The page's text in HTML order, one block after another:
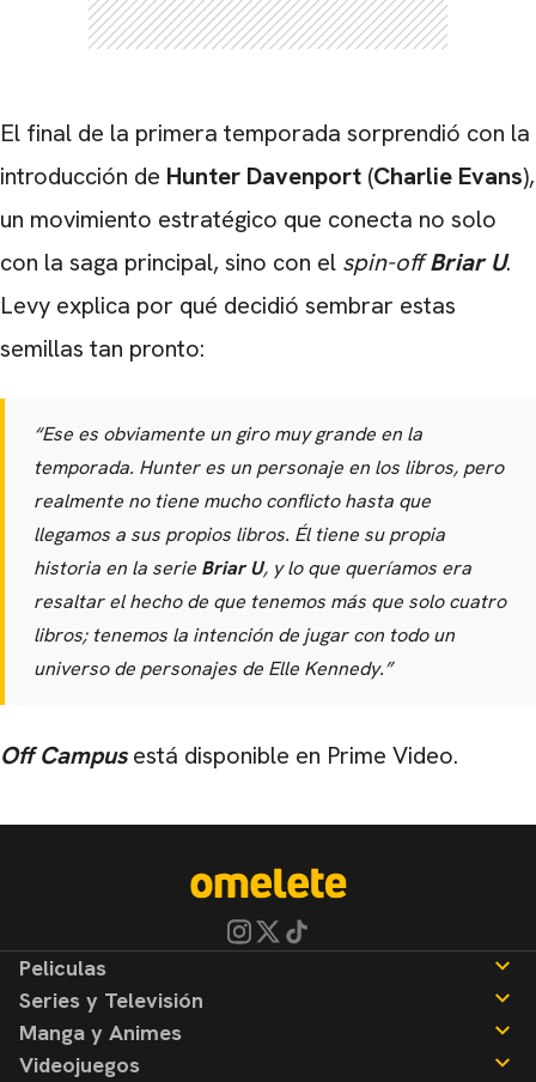
El final de la primera temporada sorprendió con la
introducción de Hunter Davenport (Charlie Evans),
un movimiento estratégico que conecta no solo
con la saga principal, sino con el spin-off Briar U.
Levy explica por qué decidió sembrar estas
semillas tan pronto:
“Ese es obviamente un giro muy grande en la
temporada. Hunter es un personaje en los libros, pero
realmente no tiene mucho conflicto hasta que
llegamos a sus propios libros. Él tiene su propia
historia en la serie Briar U, y lo que queríamos era
resaltar el hecho de que tenemos más que solo cuatro
libros; tenemos la intención de jugar con todo un
universo de personajes de Elle Kennedy.”
Off Campusestá disponible en Prime Video.
Peliculas
Noticias
Reseñas
Series y Televisión
Noticias
Reseñas
Manga y Animes
Videojuegos